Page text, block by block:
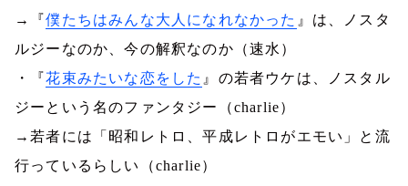
→『僕たちはみんな大人になれなかった 』は、ノスタ
ルジーなのか、今の解釈なのか（速水）
・『花束みたいな恋をした 』の若者ウケは、ノスタル
ジーという名のファンタジー（charlie）
→若者には「昭和レトロ、平成レトロがエモい」と流
行っているらしい（charlie）